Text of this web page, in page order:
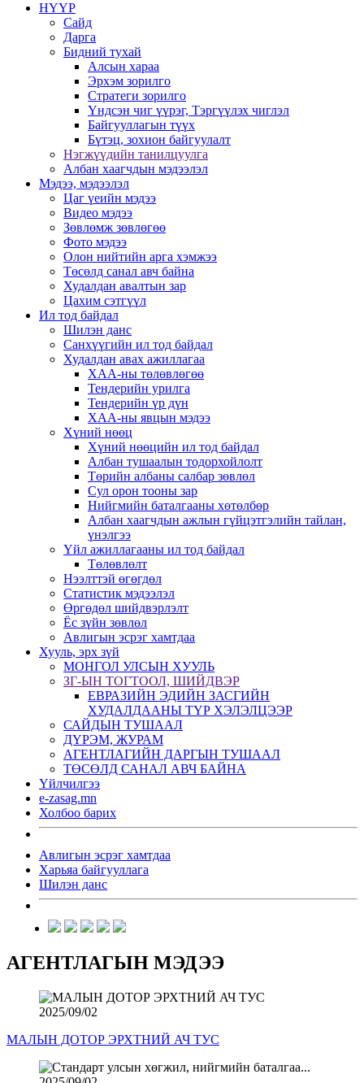
НҮҮР
Сайд
Дарга
Бидний тухай
Алсын хараа
Эрхэм зорилго
Стратеги зорилго
Үндсэн чиг үүрэг, Тэргүүлэх чиглэл
Байгууллагын түүх
Бүтэц, зохион байгуулалт
Нэгжүүдийн танилцуулга
Албан хаагчдын мэдээлэл
Мэдээ, мэдээлэл
Цаг үеийн мэдээ
Видео мэдээ
Зөвлөмж зөвлөгөө
Фото мэдээ
Олон нийтийн арга хэмжээ
Төсөлд санал авч байна
Худалдан авалтын зар
Цахим сэтгүүл
Ил тод байдал
Шилэн данс
Санхүүгийн ил тод байдал
Худалдан авах ажиллагаа
ХАА-ны төлөвлөгөө
Тендерийн урилга
Тендерийн үр дүн
ХАА-ны явцын мэдээ
Хүний нөөц
Хүний нөөцийн ил тод байдал
Албан тушаалын тодорхойлолт
Төрийн албаны салбар зөвлөл
Сул орон тооны зар
Нийгмийн баталгааны хөтөлбөр
Албан хаагчдын ажлын гүйцэтгэлийн тайлан,
үнэлгээ
Үйл ажиллагааны ил тод байдал
Төлөвлөлт
Нээлттэй өгөгдөл
Статистик мэдээлэл
Өргөдөл шийдвэрлэлт
Ёс зүйн зөвлөл
Авлигын эсрэг хамтдаа
Хууль, эрх зүй
МОНГОЛ УЛСЫН ХУУЛЬ
ЗГ-ЫН ТОГТООЛ, ШИЙДВЭР
ЕВРАЗИЙН ЭДИЙН ЗАСГИЙН
ХУДАЛДААНЫ ТҮР ХЭЛЭЛЦЭЭР
САЙДЫН ТУШААЛ
ДҮРЭМ, ЖУРАМ
АГЕНТЛАГИЙН ДАРГЫН ТУШААЛ
ТӨСӨЛД САНАЛ АВЧ БАЙНА
Үйлчилгээ
e-zasag.mn
Холбоо барих
Авлигын эсрэг хамтдаа
Харьяа байгууллага
Шилэн данс
АГЕНТЛАГЫН МЭДЭЭ
2025/09/02
МАЛЫН ДОТОР ЭРХТНИЙ АЧ ТУС